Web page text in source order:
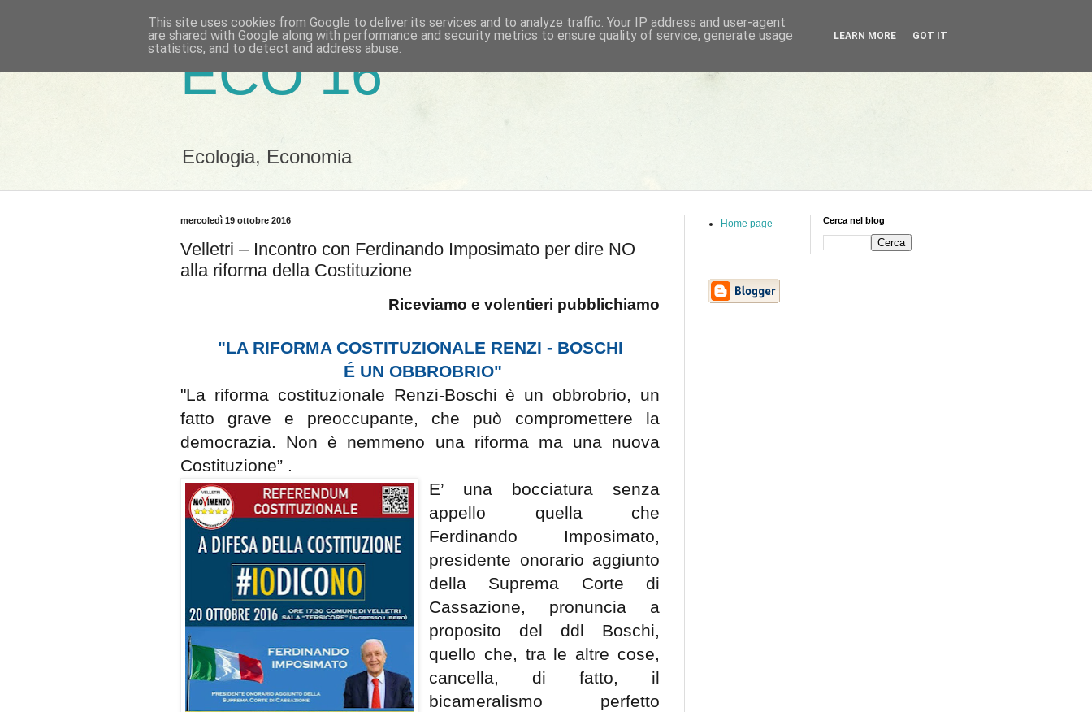
ECO 16
Ecologia, Economia
mercoledì 19 ottobre 2016
Velletri – Incontro con Ferdinando Imposimato per dire NO
alla riforma della Costituzione
Riceviamo e volentieri pubblichiamo
"LA RIFORMA COSTITUZIONALE RENZI - BOSCHI
É UN OBBROBRIO"
"La riforma costituzionale Renzi-Boschi è un obbrobrio, un
fatto grave e preoccupante, che può compromettere la
democrazia. Non è nemmeno una riforma ma una nuova
Costituzione” .
E’ una bocciatura senza
appello quella che
Ferdinando Imposimato,
presidente onorario aggiunto
della Suprema Corte di
Cassazione, pronuncia a
proposito del ddl Boschi,
quello che, tra le altre cose,
cancella, di fatto, il
bicameralismo perfetto
Home page Cerca nel blog
This site uses cookies from Google to deliver its services and to analyze traffic. Your IP address and user-agent
are shared with Google along with performance and security metrics to ensure quality of service, generate usage
statistics, and to detect and address abuse.
LEARN MORE GOT IT